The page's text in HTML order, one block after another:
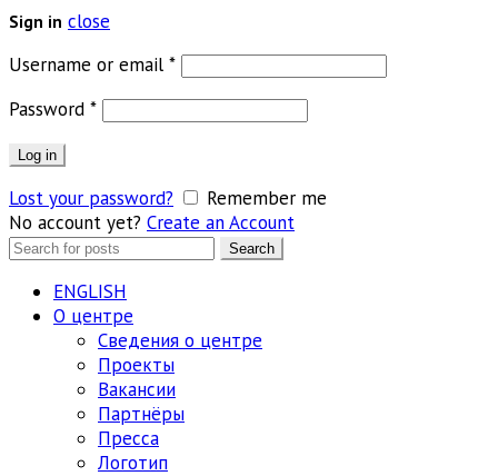
Sign in close
Username or email *Обязательно
Password *Обязательно
Log in
Lost your password?
Remember me
No account yet? Create an Account
Search
Search
ENGLISH
О центре
Сведения о центре
Проекты
Вакансии
Партнёры
Пресса
Логотип